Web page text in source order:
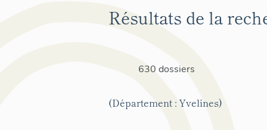
Résultats de la
630 dossiers
(Département : Yvelines)